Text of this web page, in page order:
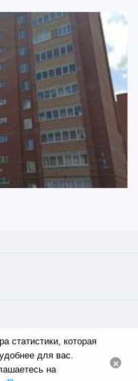
статистики, которая
для вас.
на
×